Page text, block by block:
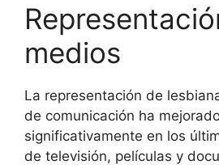
medios
La representación de
de comunicación ha
significativamente en los
de televisión, películas y